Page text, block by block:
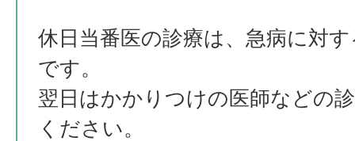
休日当番医の診療は、急病に対
です。
翌日はかかりつけの医師などの
ください。